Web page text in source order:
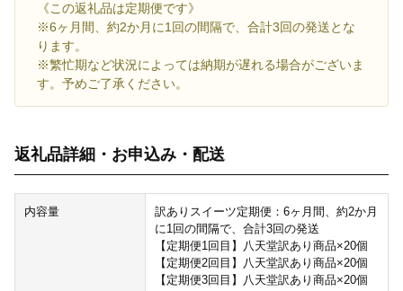
《この返礼品は定期便です》
※6ヶ月間、約2か月に1回の間隔で、合計3回の発送とな
ります。
※繁忙期など状況によっては納期が遅れる場合がございま
す。予めご了承ください。
返礼品詳細・お申込み・配送
内容量
訳ありスイーツ定期便：6ヶ月間、約2か月
に1回の間隔で、合計3回の発送
【定期便1回目】八天堂訳あり商品×20個
【定期便2回目】八天堂訳あり商品×20個
【定期便3回目】八天堂訳あり商品×20個